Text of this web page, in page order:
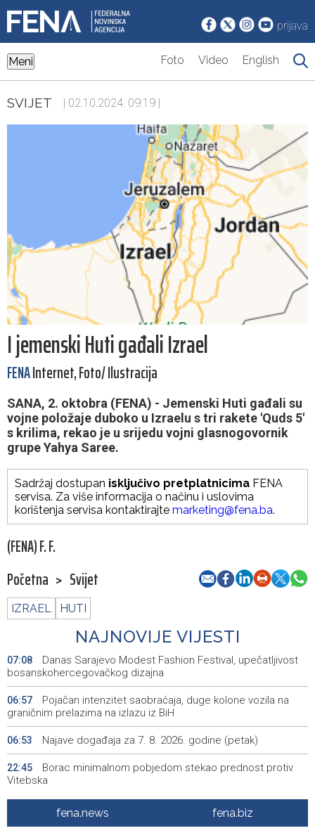
prijava
Meni Foto Video English
SVIJET | 02.10.2024. 09:19 |
I jemenski Huti gađali Izrael
FENAInternet, Foto/ Ilustracija
SANA, 2. oktobra (FENA) - Jemenski Huti gađali su
vojne položaje duboko u Izraelu s tri rakete 'Quds 5'
s krilima, rekao je u srijedu vojni glasnogovornik
grupe Yahya Saree.
Sadržaj dostupan isključivo pretplatnicima FENA
servisa. Za više informacija o načinu i uslovima
korištenja servisa kontaktirajte marketing@fena.ba.
(FENA) F. F.
Početna > Svijet
IZRAEL HUTI
NAJNOVIJE VIJESTI
07:08
Danas Sarajevo Modest Fashion Festival, upečatljivost
bosanskohercegovačkog dizajna
06:57
Pojačan intenzitet saobraćaja, duge kolone vozila na
graničnim prelazima na izlazu iz BiH
06:53 Najave događaja za 7. 8. 2026. godine (petak)
22:45
Borac minimalnom pobjedom stekao prednost protiv
Vitebska
Bacačice kugle Bešlija i Baručija bez plasmana u finale
juniorskog SP-a
fena.news fena.biz